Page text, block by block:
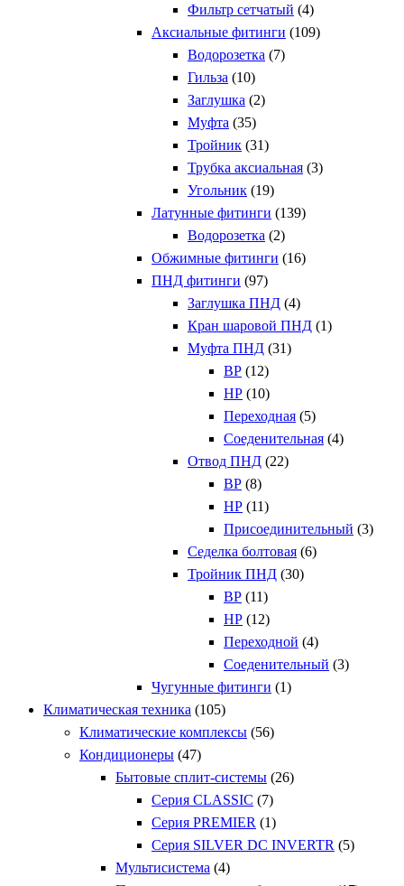
Фильтр сетчатый (4)
Аксиальные фитинги (109)
Водорозетка (7)
Гильза (10)
Заглушка (2)
Муфта (35)
Тройник (31)
Трубка аксиальная (3)
Угольник (19)
Латунные фитинги (139)
Водорозетка (2)
Обжимные фитинги (16)
ПНД фитинги (97)
Заглушка ПНД (4)
Кран шаровой ПНД (1)
Муфта ПНД (31)
ВР (12)
НР (10)
Переходная (5)
Соеденительная (4)
Отвод ПНД (22)
ВР (8)
НР (11)
Присоединительный (3)
Седелка болтовая (6)
Тройник ПНД (30)
ВР (11)
НР (12)
Переходной (4)
Соеденительный (3)
Чугунные фитинги (1)
Климатическая техника (105)
Климатические комплексы (56)
Кондиционеры (47)
Бытовые сплит-системы (26)
Серия CLASSIC (7)
Серия PREMIER (1)
Серия SILVER DC INVERTR (5)
Мультисистема (4)